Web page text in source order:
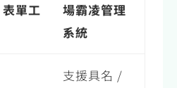
表單工
場霸凌管理
系統
支援具名 /